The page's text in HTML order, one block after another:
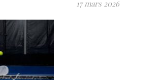
17 mars 2026